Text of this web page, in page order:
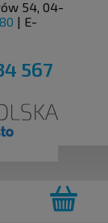
54, 04-
| E-
567